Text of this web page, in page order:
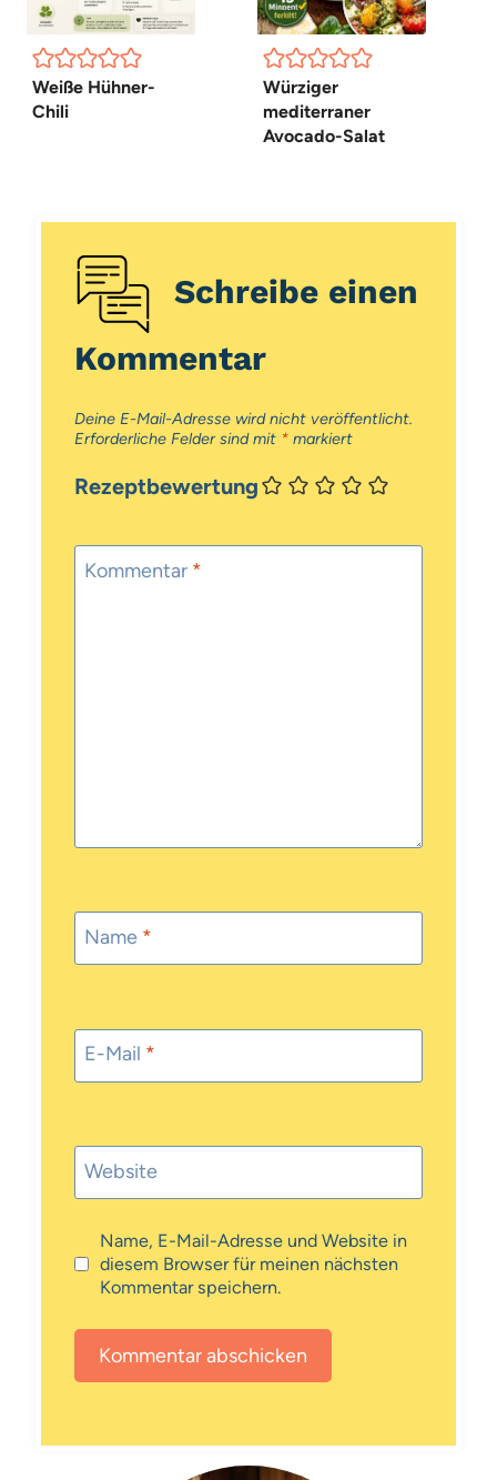
Weiße Hühner-
Chili
Würziger
mediterraner
Avocado-Salat
Schreibe einen
Kommentar
Deine E-Mail-Adresse wird nicht veröffentlicht.
Erforderliche Felder sind mit *markiert
Rezeptbewertung
Kommentar *
Name *
E-Mail *
Website
Name, E-Mail-Adresse und Website in
diesem Browser für meinen nächsten
Kommentar speichern.